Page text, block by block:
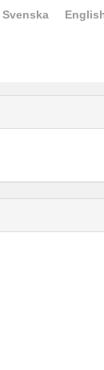
Svenska